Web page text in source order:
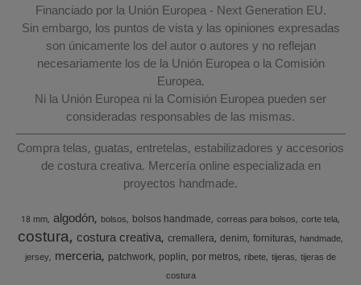
Financiado por la Unión Europea - Next Generation EU.
Sin embargo, los puntos de vista y las opiniones expresadas
son únicamente los del autor o autores y no reflejan
necesariamente los de la Unión Europea o la Comisión
Europea.
Ni la Unión Europea ni la Comisión Europea pueden ser
consideradas responsables de las mismas.
Compra telas, guatas, entretelas, estabilizadores y accesorios
de costura creativa. Mercería online especializada en
proyectos handmade.
18 mm algodón bolsos bolsos handmade correas para bolsos corte tela
costura costura creativa cremallera denim fornituras handmade
jersey merceria patchwork poplin por metros ribete tijeras tijeras de
costura